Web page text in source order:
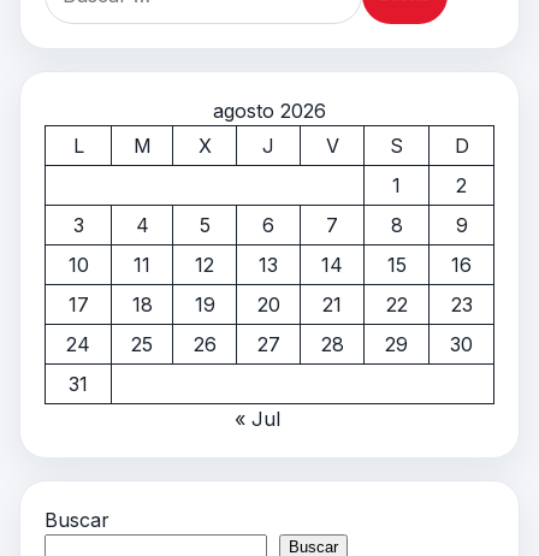
agosto 2026
L
M X J V S
D
1
2
3
4 5 6 7 8
9
10
11 12 13 14 15
16
17
18 19 20 21 22
23
24
25 26 27 28 29
30
31
« Jul
Buscar
Buscar